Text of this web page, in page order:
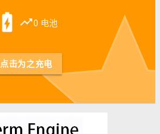
battery_charging_full trending_up0 电池
点击为之充电